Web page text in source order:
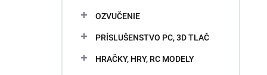
OZVUČENIE
PRÍSLUŠENSTVO PC, 3D TLAČ
HRAČKY, HRY, RC MODELY